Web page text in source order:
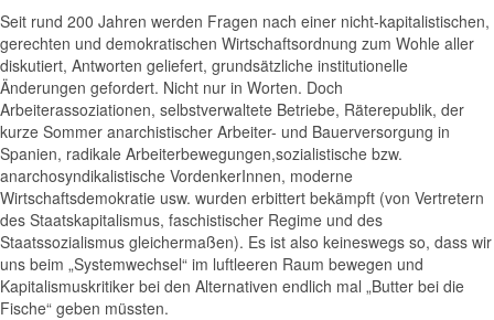
Seit rund 200 Jahren werden Fragen nach einer nicht-kapitalistischen,
gerechten und demokratischen Wirtschaftsordnung zum Wohle aller
diskutiert, Antworten geliefert, grundsätzliche institutionelle
Änderungen gefordert. Nicht nur in Worten. Doch
Arbeiterassoziationen, selbstverwaltete Betriebe, Räterepublik, der
kurze Sommer anarchistischer Arbeiter- und Bauerversorgung in
Spanien, radikale Arbeiterbewegungen,sozialistische bzw.
anarchosyndikalistische VordenkerInnen, moderne
Wirtschaftsdemokratie usw. wurden erbittert bekämpft (von Vertretern
des Staatskapitalismus, faschistischer Regime und des
Staatssozialismus gleichermaßen). Es ist also keineswegs so, dass wir
uns beim „Systemwechsel“ im luftleeren Raum bewegen und
Kapitalismuskritiker bei den Alternativen endlich mal „Butter bei die
Fische“ geben müssten.